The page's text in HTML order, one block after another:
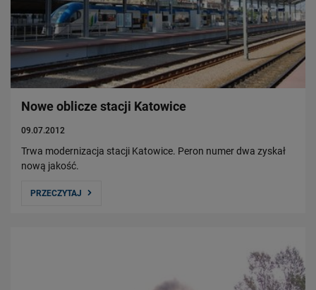
Nowe oblicze stacji Katowice
09.07.2012
Trwa modernizacja stacji Katowice. Peron numer dwa zyskał
nową jakość.
PRZECZYTAJ